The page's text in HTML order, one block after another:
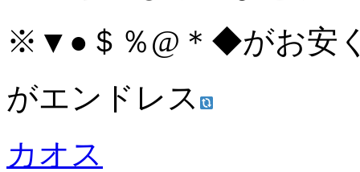
※▼●＄％@＊◆がお安
がエンドレス
カオス